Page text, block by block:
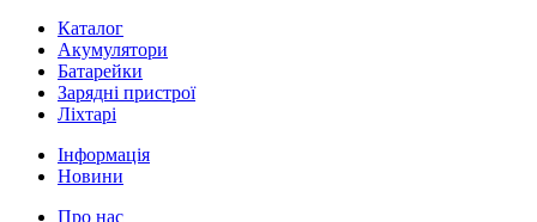
Каталог
Акумулятори
Батарейки
Зарядні пристрої
Ліхтарі
Інформація
Новини
Про нас